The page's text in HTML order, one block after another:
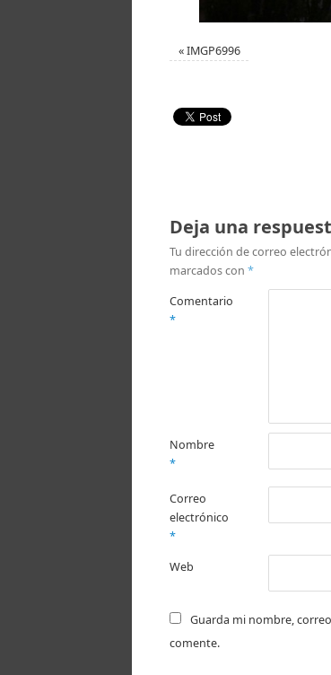
«IMGP6996
Deja una
Tu dirección de correo
marcados con *
Comentario
*
Nombre
*
Correo
electrónico
*
Web
Guarda mi nombre,
comente.